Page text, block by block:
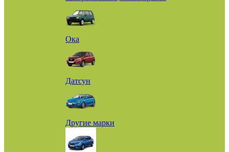
Ока
Датсун
Другие марки